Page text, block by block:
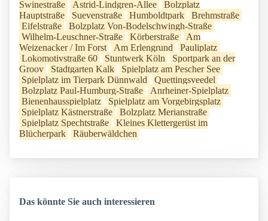
Swinestraße
Astrid-Lindgren-Allee
Bolzplatz
Hauptstraße
Suevenstraße Humboldtpark
Brehmstraße
Eifelstraße
Bolzplatz Von-Bodelschwingh-Straße
Wilhelm-Leuschner-Straße
Körberstraße
Am
Weizenacker / Im Forst
Am Erlengrund
Pauliplatz
Lokomotivstraße 60
Stuntwerk Köln
Sportpark an der
Groov
Stadtgarten Kalk
Spielplatz am Pescher See
Spielplatz im Tierpark Dünnwald
Quettingsveedel
Bolzplatz Paul-Humburg-Straße
Anrheiner-Spielplatz
Bienenhausspielplatz
Spielplatz am Vorgebirgsplatz
Spielplatz Kästnerstraße
Bolzplatz Merianstraße
Spielplatz Spechtstraße
Kleines Klettergerüst im
Blücherpark
Räuberwäldchen
Das könnte Sie auch interessieren